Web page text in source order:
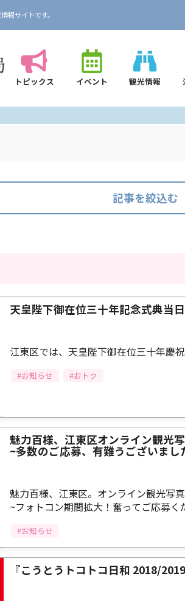
報サイトです。
トピックス イベント 観光情報
記事を絞込む
天皇陛下御在位三十年記念式典当
江東区では、天皇陛下御在位三十年慶
#お知らせ #おトク
魅力百様、江東区オンライン観光
~多数のご応募、有難うございま
魅力百様、江東区。オンライン観光写
~フォトコン期間拡大！奮ってご応募く
#お知らせ
『こうとうトコトコ日和 2018/